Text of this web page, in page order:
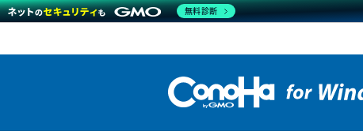
無料診断